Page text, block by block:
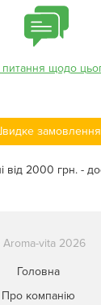
питання щодо
замовлення
від 2000 грн. -
vita 2026
Головна
Про компанію